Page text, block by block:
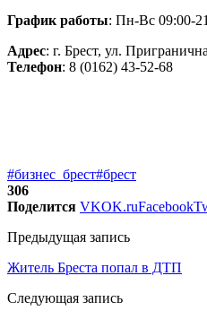
График работы: Пн-Вс 09:00-
Адрес: г. Брест, ул.
Телефон: 8 (0162) 43-52-68
#бизнес_брест#брест
306
Поделится VKOK.ruFacebook
Предыдущая запись
Житель Бреста попал в ДТП
Следующая запись